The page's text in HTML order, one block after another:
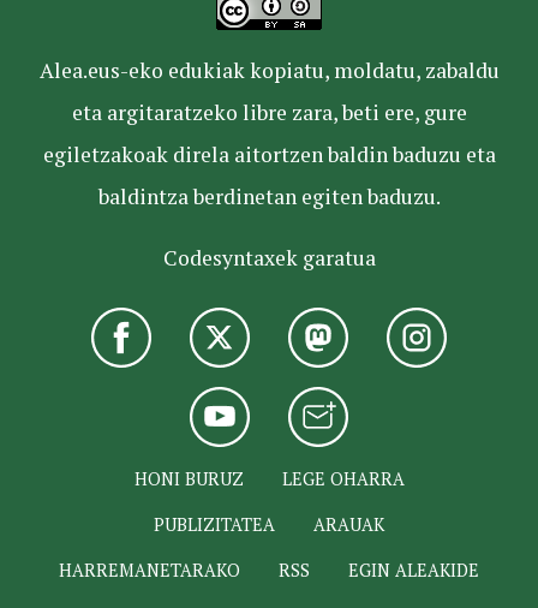
Alea.eus-eko edukiak kopiatu, moldatu, zabaldu
eta argitaratzeko libre zara, beti ere, gure
egiletzakoak direla aitortzen baldin baduzu eta
baldintza berdinetan egiten baduzu.
Codesyntaxek garatua
HONI BURUZ
LEGE OHARRA
PUBLIZITATEA
ARAUAK
HARREMANETARAKO
RSS EGIN ALEAKIDE